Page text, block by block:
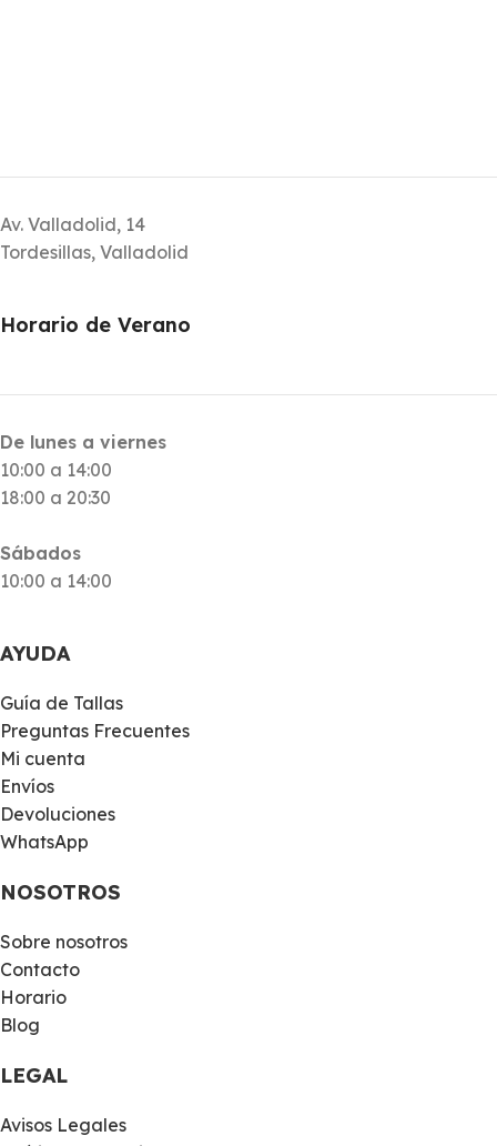
Av. Valladolid, 14
Tordesillas, Valladolid
Horario de Verano
De lunes a viernes
10:00 a 14:00
18:00 a 20:30
Sábados
10:00 a 14:00
AYUDA
Guía de Tallas
Preguntas Frecuentes
Mi cuenta
Envíos
Devoluciones
WhatsApp
NOSOTROS
Sobre nosotros
Contacto
Horario
Blog
LEGAL
Avisos Legales